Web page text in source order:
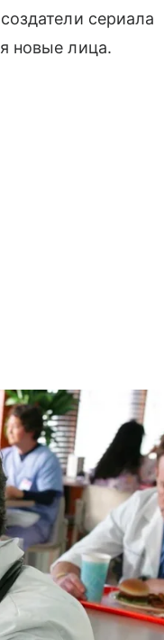
сериала
новые лица.